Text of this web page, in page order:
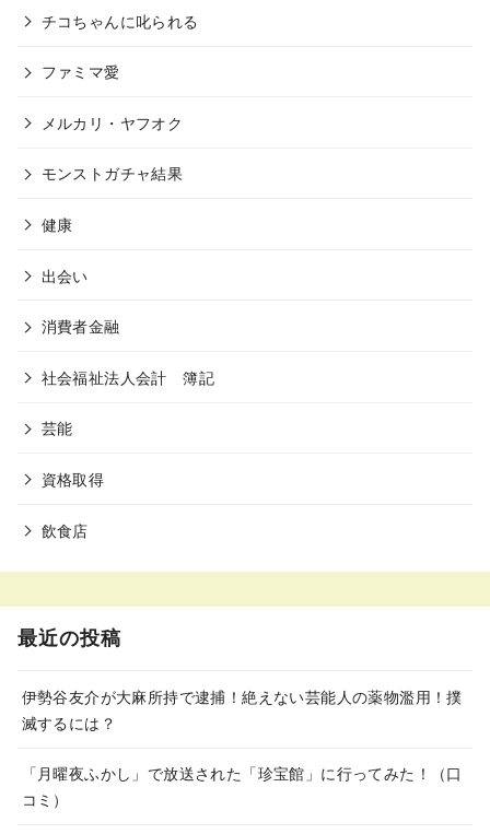
チコちゃんに叱られる
ファミマ愛
メルカリ・ヤフオク
モンストガチャ結果
健康
出会い
消費者金融
社会福祉法人会計 簿記
芸能
資格取得
飲食店
最近の投稿
伊勢谷友介が大麻所持で逮捕！絶えない芸能人の薬物濫用！撲
滅するには？
「月曜夜ふかし」で放送された「珍宝館」に行ってみた！（口
コミ）